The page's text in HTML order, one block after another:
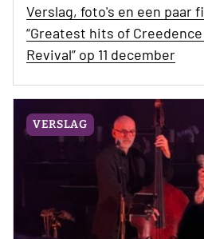
Verslag, foto's en een paar
“Greatest hits of
Revival” op 11 december
VERSLAG